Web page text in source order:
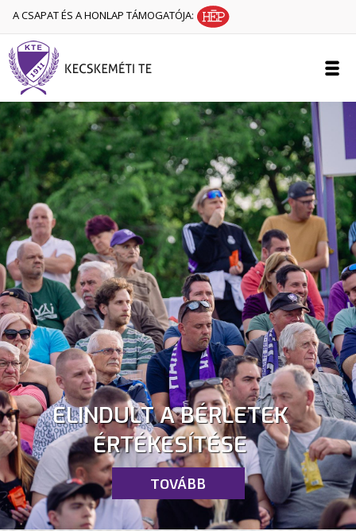
A CSAPAT ÉS A HONLAP TÁMOGATÓJA:
ELINDULT A BÉRLETEK
ÉRTÉKESÍTÉSE
TOVÁBB